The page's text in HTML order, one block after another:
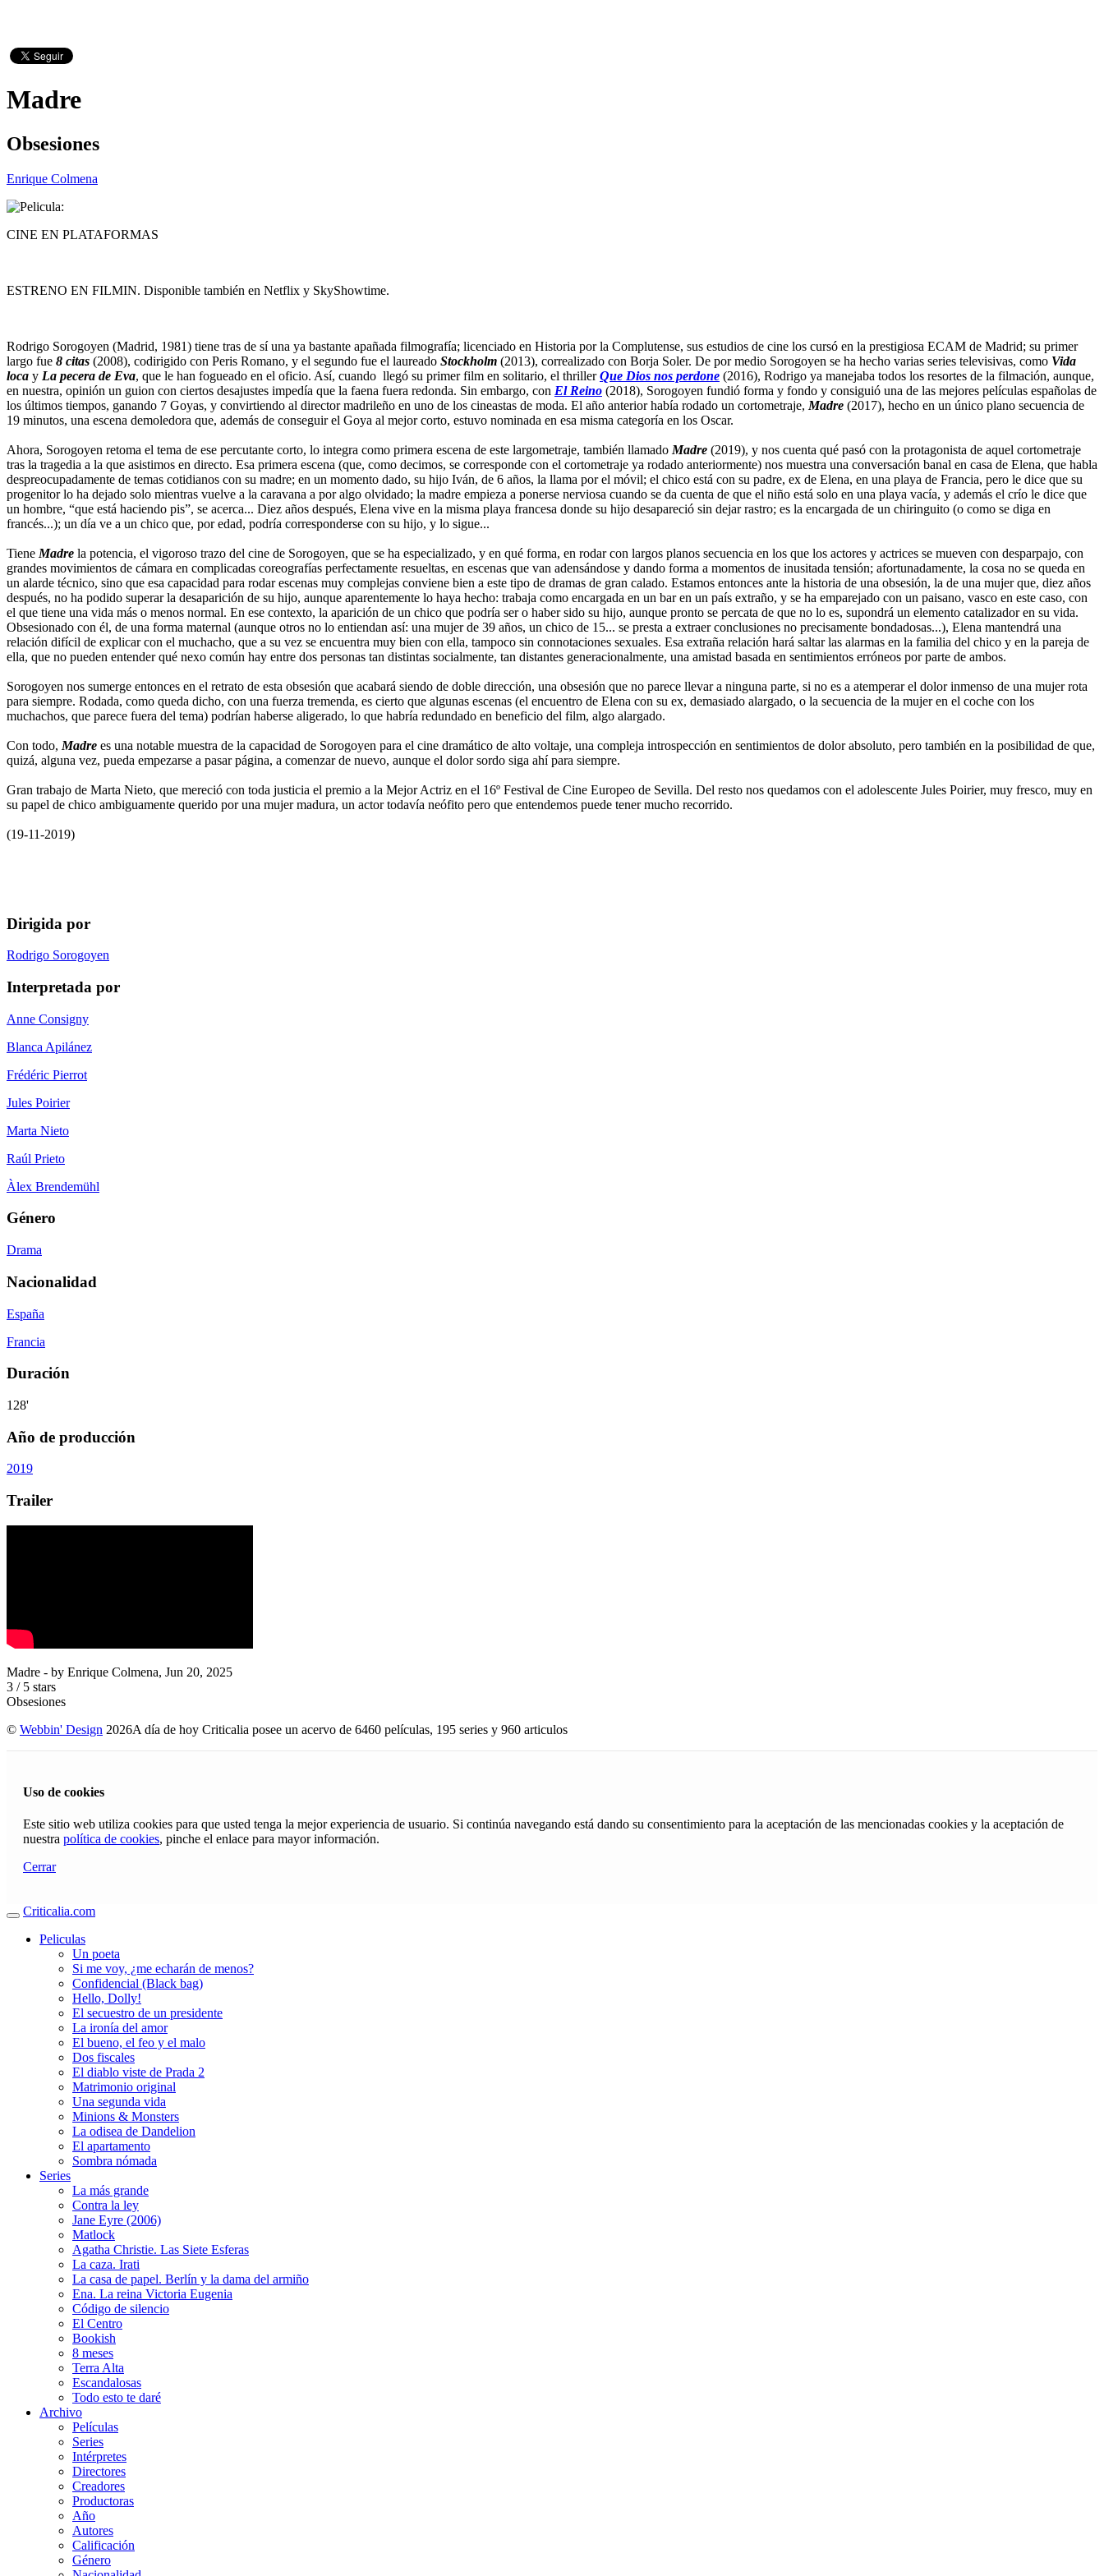
Madre
Obsesiones
Enrique Colmena
CINE EN PLATAFORMAS
ESTRENO EN FILMIN. Disponible también en Netflix y SkyShowtime.
Rodrigo Sorogoyen (Madrid, 1981) tiene tras de sí una ya bastante apañada filmografía; licenciado en Historia por la Complutense, sus estudios de cine los cursó en la prestigiosa ECAM de Madrid; su primer
largo fue 8 citas (2008), codirigido con Peris Romano, y el segundo fue el laureado Stockholm (2013), correalizado con Borja Soler. De por medio Sorogoyen se ha hecho varias series televisivas, como Vida
loca y La pecera de Eva, que le han fogueado en el oficio. Así, cuando llegó su primer film en solitario, el thrillerQue Dios nos perdone (2016), Rodrigo ya manejaba todos los resortes de la filmación, aunque,
en nuestra, opinión un guion con ciertos desajustes impedía que la faena fuera redonda. Sin embargo, con El Reino (2018), Sorogoyen fundió forma y fondo y consiguió una de las mejores películas españolas de
los últimos tiempos, ganando 7 Goyas, y convirtiendo al director madrileño en uno de los cineastas de moda. El año anterior había rodado un cortometraje, Madre (2017), hecho en un único plano secuencia de
19 minutos, una escena demoledora que, además de conseguir el Goya al mejor corto, estuvo nominada en esa misma categoría en los Oscar.
Ahora, Sorogoyen retoma el tema de ese percutante corto, lo integra como primera escena de este largometraje, también llamado Madre (2019), y nos cuenta qué pasó con la protagonista de aquel cortometraje
tras la tragedia a la que asistimos en directo. Esa primera escena (que, como decimos, se corresponde con el cortometraje ya rodado anteriormente) nos muestra una conversación banal en casa de Elena, que habla
despreocupadamente de temas cotidianos con su madre; en un momento dado, su hijo Iván, de 6 años, la llama por el móvil; el chico está con su padre, ex de Elena, en una playa de Francia, pero le dice que su
progenitor lo ha dejado solo mientras vuelve a la caravana a por algo olvidado; la madre empieza a ponerse nerviosa cuando se da cuenta de que el niño está solo en una playa vacía, y además el crío le dice que
un hombre, “que está haciendo pis”, se acerca... Diez años después, Elena vive en la misma playa francesa donde su hijo desapareció sin dejar rastro; es la encargada de un chiringuito (o como se diga en
francés...); un día ve a un chico que, por edad, podría corresponderse con su hijo, y lo sigue...
Tiene Madre la potencia, el vigoroso trazo del cine de Sorogoyen, que se ha especializado, y en qué forma, en rodar con largos planos secuencia en los que los actores y actrices se mueven con desparpajo, con
grandes movimientos de cámara en complicadas coreografías perfectamente resueltas, en escenas que van adensándose y dando forma a momentos de inusitada tensión; afortunadamente, la cosa no se queda en
un alarde técnico, sino que esa capacidad para rodar escenas muy complejas conviene bien a este tipo de dramas de gran calado. Estamos entonces ante la historia de una obsesión, la de una mujer que, diez años
después, no ha podido superar la desaparición de su hijo, aunque aparentemente lo haya hecho: trabaja como encargada en un bar en un país extraño, y se ha emparejado con un paisano, vasco en este caso, con
el que tiene una vida más o menos normal. En ese contexto, la aparición de un chico que podría ser o haber sido su hijo, aunque pronto se percata de que no lo es, supondrá un elemento catalizador en su vida.
Obsesionado con él, de una forma maternal (aunque otros no lo entiendan así: una mujer de 39 años, un chico de 15... se presta a extraer conclusiones no precisamente bondadosas...), Elena mantendrá una
relación difícil de explicar con el muchacho, que a su vez se encuentra muy bien con ella, tampoco sin connotaciones sexuales. Esa extraña relación hará saltar las alarmas en la familia del chico y en la pareja de
ella, que no pueden entender qué nexo común hay entre dos personas tan distintas socialmente, tan distantes generacionalmente, una amistad basada en sentimientos erróneos por parte de ambos.
Sorogoyen nos sumerge entonces en el retrato de esta obsesión que acabará siendo de doble dirección, una obsesión que no parece llevar a ninguna parte, si no es a atemperar el dolor inmenso de una mujer rota
para siempre. Rodada, como queda dicho, con una fuerza tremenda, es cierto que algunas escenas (el encuentro de Elena con su ex, demasiado alargado, o la secuencia de la mujer en el coche con los
muchachos, que parece fuera del tema) podrían haberse aligerado, lo que habría redundado en beneficio del film, algo alargado.
Con todo, Madre es una notable muestra de la capacidad de Sorogoyen para el cine dramático de alto voltaje, una compleja introspección en sentimientos de dolor absoluto, pero también en la posibilidad de que,
quizá, alguna vez, pueda empezarse a pasar página, a comenzar de nuevo, aunque el dolor sordo siga ahí para siempre.
Gran trabajo de Marta Nieto, que mereció con toda justicia el premio a la Mejor Actriz en el 16º Festival de Cine Europeo de Sevilla. Del resto nos quedamos con el adolescente Jules Poirier, muy fresco, muy en
su papel de chico ambiguamente querido por una mujer madura, un actor todavía neófito pero que entendemos puede tener mucho recorrido.
(19-11-2019)
Dirigida por
Rodrigo Sorogoyen
Interpretada por
Anne Consigny
Blanca Apilánez
Frédéric Pierrot
Jules Poirier
Marta Nieto
Raúl Prieto
Àlex Brendemühl
Género
Drama
Nacionalidad
España
Francia
Duración
128'
Año de producción
2019
Trailer
Madre - by Enrique Colmena, Jun 20, 2025
3 / 5 stars
Obsesiones
© Webbin' Design 2026A día de hoy Criticalia posee un acervo de 6460 películas, 195 series y 960 articulos
Uso de cookies
Este sitio web utiliza cookies para que usted tenga la mejor experiencia de usuario. Si continúa navegando está dando su consentimiento para la aceptación de las mencionadas cookies y la aceptación de
nuestra política de cookies, pinche el enlace para mayor información.
Cerrar
Criticalia.com
Peliculas
Un poeta
Si me voy, ¿me echarán de menos?
Confidencial (Black bag)
Hello, Dolly!
El secuestro de un presidente
La ironía del amor
El bueno, el feo y el malo
Dos fiscales
El diablo viste de Prada 2
Matrimonio original
Una segunda vida
Minions & Monsters
La odisea de Dandelion
El apartamento
Sombra nómada
Series
La más grande
Contra la ley
Jane Eyre (2006)
Matlock
Agatha Christie. Las Siete Esferas
La caza. Irati
La casa de papel. Berlín y la dama del armiño
Ena. La reina Victoria Eugenia
Código de silencio
El Centro
Bookish
8 meses
Terra Alta
Escandalosas
Todo esto te daré
Archivo
Películas
Series
Intérpretes
Directores
Creadores
Productoras
Año
Autores
Calificación
Género